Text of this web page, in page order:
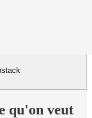
qu'on veut